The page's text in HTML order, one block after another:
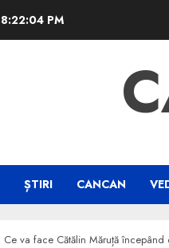
8:22:05 PM
ȘTIRI CANCAN
Ce va face Cătălin Măruță